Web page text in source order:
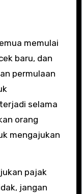
memulai
baru, dan
permulaan
selama
orang
mengajukan
pajak
jangan